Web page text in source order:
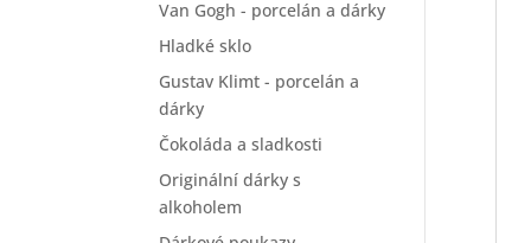
Van Gogh - porcelán a dárky
Hladké sklo
Gustav Klimt - porcelán a
dárky
Čokoláda a sladkosti
Originální dárky s
alkoholem